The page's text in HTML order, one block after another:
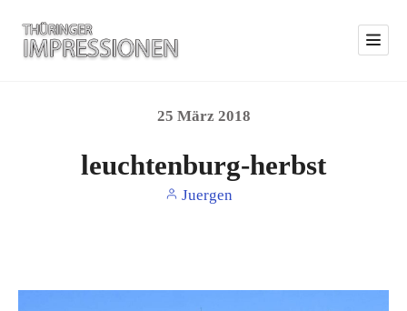
25 März 2018
leuchtenburg-herbst
Juergen